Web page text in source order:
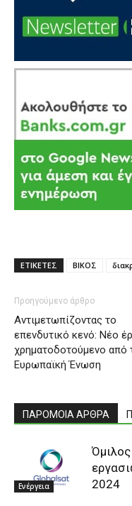
ΕΤΙΚΕΤΕΣ ΒΙΚΟΣ
Προηγούμενο άρθρο
Αντιμετωπίζοντας το
επενδυτικό κενό: Νέο
χρηματοδοτούμενο από
Ευρωπαϊκή Ένωση
ΠΑΡΟΜΟΙΑ ΑΡΘΡΑ
Ενέργεια
2024